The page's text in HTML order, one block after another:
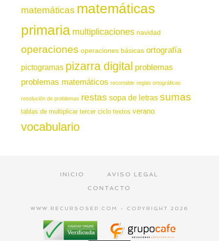
matemáticas matemáticas
primaria multiplicaciones navidad
operaciones operaciones básicas ortografía
pictogramas pizarra digital problemas
problemas matemáticos recortable reglas ortográficas
resolución de problemas restas sopa de letras sumas
tablas de multiplicar tercer ciclo textos verano
vocabulario
INICIO
AVISO LEGAL
CONTACTO
WWW.RECURSOSEP.COM - COPYRIGHT 2026